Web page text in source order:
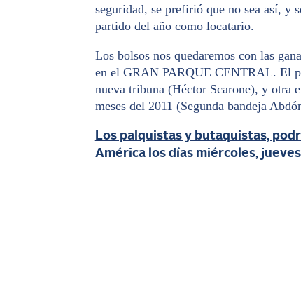
seguridad, se prefirió que no sea así, y
partido del año como locatario.
Los bolsos nos quedaremos con las
en el GRAN PARQUE CENTRAL. El
nueva tribuna (Héctor Scarone), y otra
meses del 2011 (Segunda bandeja
Los palquistas y butaquistas,
América los días miércoles,